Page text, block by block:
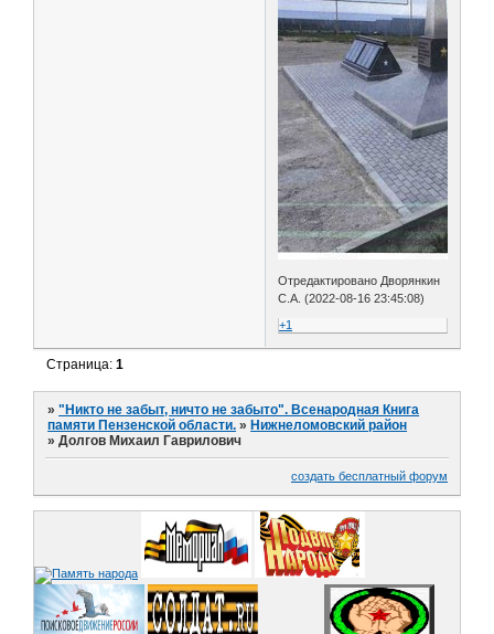
Отредактировано Дворянкин
С.А. (2022-08-16 23:45:08)
+1
Страница:1
»"Никто не забыт, ничто не забыто". Всенародная Книга
памяти Пензенской области. » Нижнеломовский район
»Долгов Михаил Гаврилович
создать бесплатный форум